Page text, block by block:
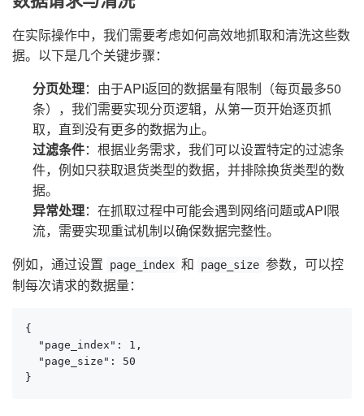
在实际操作中，我们需要考虑如何高效地抓取和清洗这些数
据。以下是几个关键步骤：
分页处理：由于API返回的数据量有限制（每页最多50
条），我们需要实现分页逻辑，从第一页开始逐页抓
取，直到没有更多的数据为止。
过滤条件：根据业务需求，我们可以设置特定的过滤条
件，例如只获取退货类型的数据，并排除换货类型的数
据。
异常处理：在抓取过程中可能会遇到网络问题或API限
流，需要实现重试机制以确保数据完整性。
例如，通过设置
page_index 和 page_size 参数，可以控
制每次请求的数据量：
{
  "page_index": 1,
  "page_size": 50
}